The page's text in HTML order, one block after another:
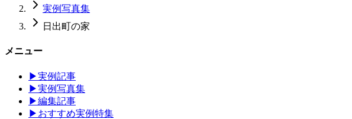
実例写真集
日出町の家
メニュー
▶実例記事
▶実例写真集
▶編集記事
▶ おすすめ実例特集